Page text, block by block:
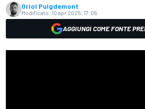
Oriol Puigdemont
Modificato: 10 apr 2025, 17:06
AGGIUNGI COME FONTE